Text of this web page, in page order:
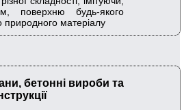
поверхню будь-якого
природного матеріалу
бетонні вироби та